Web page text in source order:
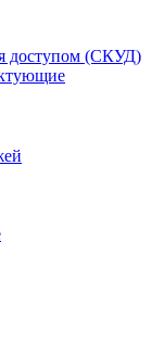
доступом (СКУД)